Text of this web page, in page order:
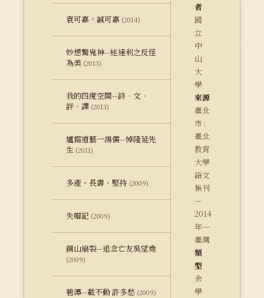
袁可嘉，誠可嘉 (2014)
妙想驚鬼神--述達利之反怪
為美 (2013)
我的四度空間--詩．文．
評．譯 (2013)
爐鎔道藝一鴻儒--悼隆延先
生 (2011)
多產、長壽、堅持 (2009)
失帽記 (2009)
銅山崩裂--追念亡友吳望堯
(2009)
碧潭--載不動 許多愁 (2009)
者
國
立
中
山
大
學
來源
臺北
市 :
臺北
教育
大學
語文
集刊
－
2014
年─
臺灣
類
型
余
學